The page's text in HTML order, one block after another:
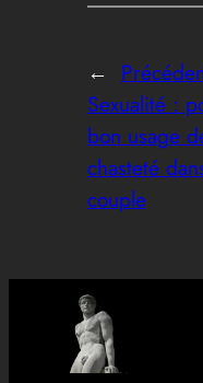
←
Sexualité :
bon usage
chasteté
couple